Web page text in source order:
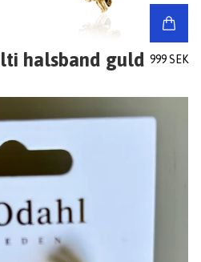
halsband guld 999 SEK